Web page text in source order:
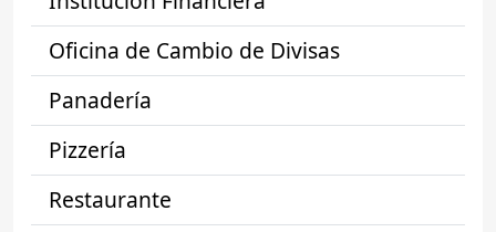
Oficina de Cambio de Divisas
Panadería
Pizzería
Restaurante